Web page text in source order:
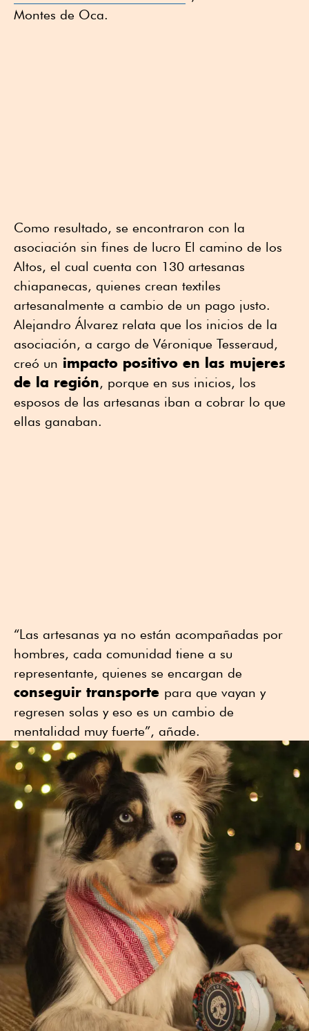
Montes de Oca.
Como resultado, se encontraron con la
asociación sin fines de lucro El camino de los
Altos, el cual cuenta con 130 artesanas
chiapanecas, quienes crean textiles
artesanalmente a cambio de un pago justo.
Alejandro Álvarez relata que los inicios de la
asociación, a cargo de Véronique Tesseraud,
creó un impacto positivo en las mujeres
de la región, porque en sus inicios, los
esposos de las artesanas iban a cobrar lo que
ellas ganaban.
“Las artesanas ya no están acompañadas por
hombres, cada comunidad tiene a su
representante, quienes se encargan de
conseguir transporte para que vayan y
regresen solas y eso es un cambio de
mentalidad muy fuerte”, añade.